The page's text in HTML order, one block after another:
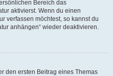
Bereich das
aktivierst. Wenn du einen
verfassen möchtest, so kannst du
anhängen“ wieder deaktivieren.
den ersten Beitrag eines Themas